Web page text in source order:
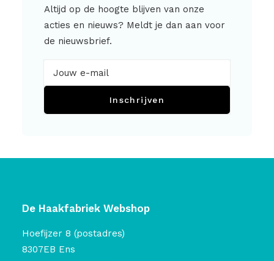
Altijd op de hoogte blijven van onze
acties en nieuws? Meldt je dan aan voor
de nieuwsbrief.
Inschrijven
De Haakfabriek Webshop
Hoefijzer 8 (postadres)
8307EB Ens